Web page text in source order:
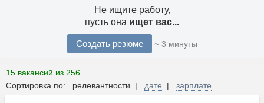
Не ищите работу,
пусть она ищет вас...
Создать резюме ~ 3 минуты
15 вакансий из 256
Сортировка по: релевантности | дате | зарплате